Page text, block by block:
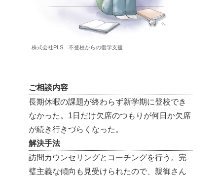
株式会社PLS 不登校からの復学支援
ご相談内容
長期休暇の課題が終わらず新学期に登校でき
なかった。1日だけ欠席のつもりが何日か欠席
が続き行きづらくなった。
解決手法
訪問カウンセリングとコーチングを行う。完
璧主義な傾向も見受けられたので、親御さん